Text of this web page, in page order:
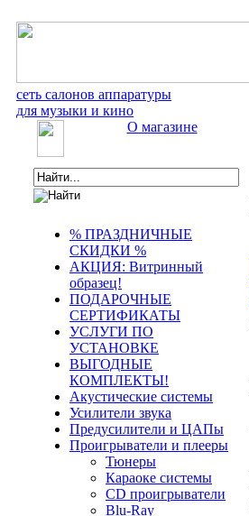
сеть салонов аппаратуры
для музыки и кино
О магазине
% ПРАЗДНИЧНЫЕ
СКИДКИ %
АКЦИЯ: Витринный
образец!
ПОДАРОЧНЫЕ
СЕРТИФИКАТЫ
УСЛУГИ ПО
УСТАНОВКЕ
ВЫГОДНЫЕ
КОМПЛЕКТЫ!
Акустические системы
Усилители звука
Предусилители и ЦАПы
Проигрыватели и плееры
Тюнеры
Караоке системы
CD проигрыватели
Blu-Ray